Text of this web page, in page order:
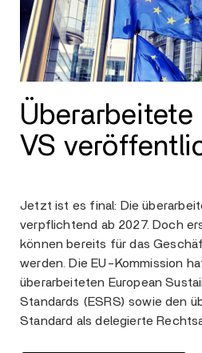
Überarbeitete
VS
Jetzt ist es final: Die
verpflichtend ab 2027. Doch
können bereits für das
werden. Die EU-Kommission
überarbeiteten European
Standards (ESRS) sowie den
Standard als delegierte